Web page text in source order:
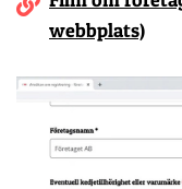
webbplats)